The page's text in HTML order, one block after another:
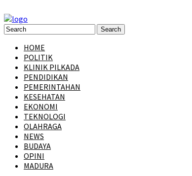
HOME
POLITIK
KLINIK PILKADA
PENDIDIKAN
PEMERINTAHAN
KESEHATAN
EKONOMI
TEKNOLOGI
OLAHRAGA
NEWS
BUDAYA
OPINI
MADURA